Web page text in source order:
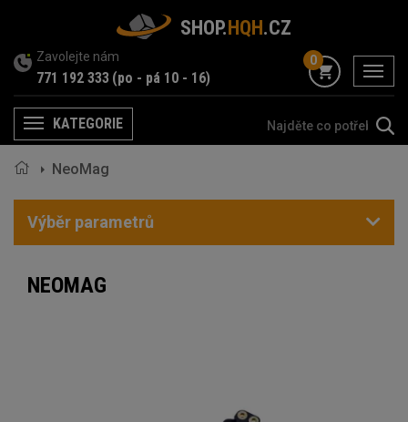
SHOP.HQH.CZ
Zavolejte nám
771 192 333 (po - pá 10 - 16) menu
0
MenuKATEGORIE
NeoMag
Výběr parametrů
NEOMAG